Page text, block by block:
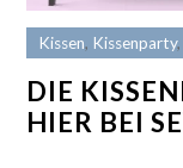
Kissen, Kissenparty
DIE
HIER BEI